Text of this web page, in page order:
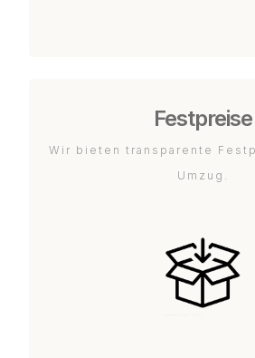
Festpreise
Wir bieten transparente
Umzug.